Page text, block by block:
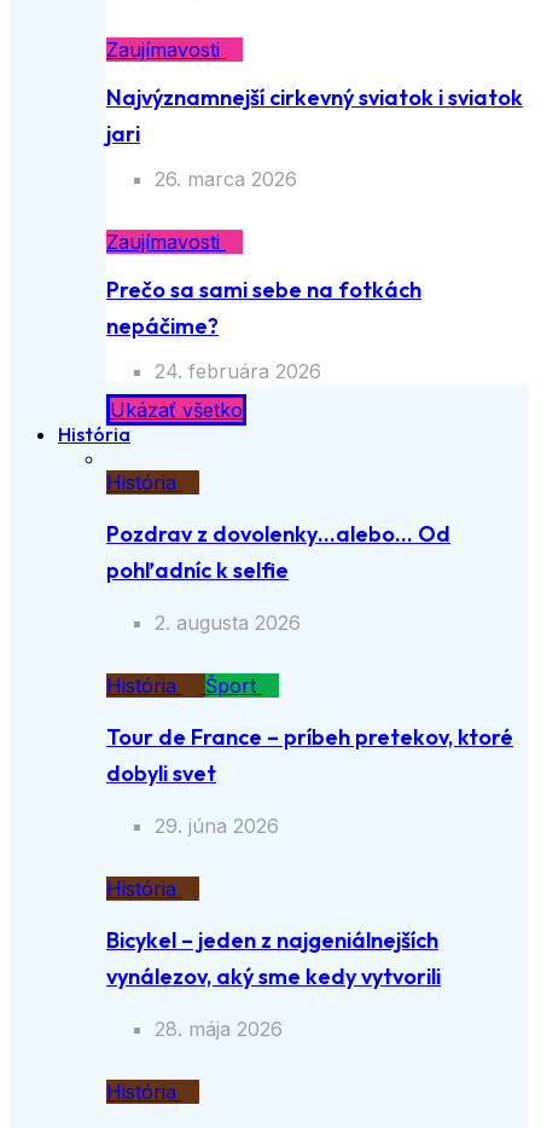
Zaujímavosti
Najvýznamnejší cirkevný sviatok i sviatok
jari
26. marca 2026
Zaujímavosti
Prečo sa sami sebe na fotkách
nepáčime?
24. februára 2026
Ukázať všetko
História
História
Pozdrav z dovolenky…alebo… Od
pohľadníc k selfie
2. augusta 2026
História Šport
Tour de France – príbeh pretekov, ktoré
dobyli svet
29. júna 2026
História
Bicykel – jeden z najgeniálnejších
vynálezov, aký sme kedy vytvorili
28. mája 2026
História